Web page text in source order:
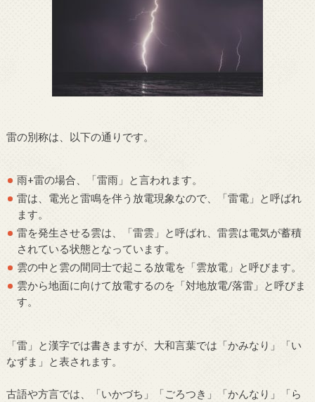
雷の別称は、以下の通りです。
雨+雷の場合、「雷雨」と言われます。
雷は、電光と雷鳴を伴う放電現象なので、「雷電」と呼ばれ
ます。
雷を発生させる雲は、「雷雲」と呼ばれ、雷雲は電気が蓄積
されている状態となっています。
雲の中と雲の間同士で起こる放電を「雲放電」と呼びます。
雲から地面に向けて放電するのを「対地放電/落雷」と呼びま
す。
「雷」と漢字では書きますが、大和言葉では「かみなり」「い
なずま」と表されます。
古語や方言では、「いかづち」「ごろつき」「かんなり」「ら